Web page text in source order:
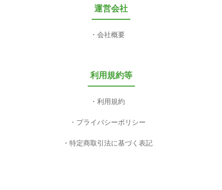
運営会社
会社概要
利用規約等
利用規約
プライバシーポリシー
特定商取引法に基づく表記